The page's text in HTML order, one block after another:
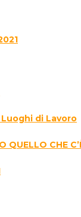
di Lavoro
QUELLO CHE